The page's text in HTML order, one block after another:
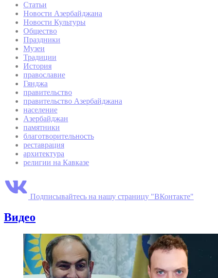
Статьи
Новости Азербайджана
Новости Культуры
Общество
Праздники
Музеи
Традиции
История
православие
Гянджа
правительство
правительство Азербайджана
население
Азербайджан
памятники
благотворительность
реставрация
архитектура
религии на Кавказе
Подписывайтесь на нашу страницу "ВКонтакте"
Видео